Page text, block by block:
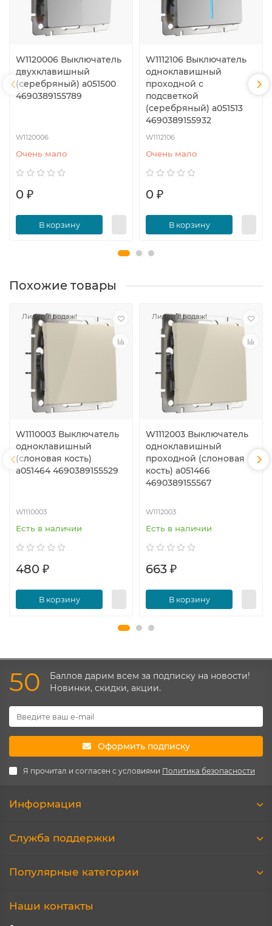
W1120006 Выключатель
двухклавишный
(серебряный) a051500
4690389155789
W1120006
Очень мало
0 ₽
В корзину
W1112106 Выключатель
одноклавишный
проходной с
подсветкой
(серебряный) a051513
4690389155932
W1112106
Очень мало
0 ₽
В корзину
Похожие товары
Лидер продаж!
W1110003 Выключатель
одноклавишный
(слоновая кость)
a051464 4690389155529
W1110003
Есть в наличии
480 ₽
В корзину
Лидер продаж!
W1112003 Выключатель
одноклавишный
проходной (слоновая
кость) a051466
4690389155567
W1112003
Есть в наличии
663 ₽
В корзину
50
Баллов дарим всем за подписку на новости!
Новинки, скидки, акции.
Оформить подписку
Я прочитал и согласен с условиями Политика безопасности
Информация
Служба поддержки
Популярные категории
Наши контакты